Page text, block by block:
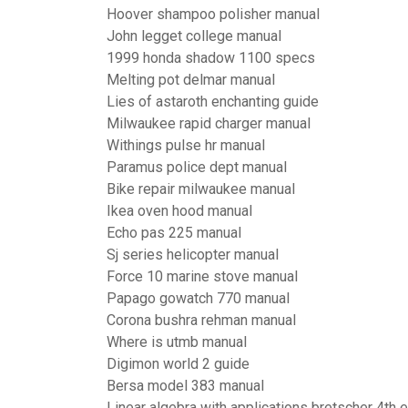
Hoover shampoo polisher manual
John legget college manual
1999 honda shadow 1100 specs
Melting pot delmar manual
Lies of astaroth enchanting guide
Milwaukee rapid charger manual
Withings pulse hr manual
Paramus police dept manual
Bike repair milwaukee manual
Ikea oven hood manual
Echo pas 225 manual
Sj series helicopter manual
Force 10 marine stove manual
Papago gowatch 770 manual
Corona bushra rehman manual
Where is utmb manual
Digimon world 2 guide
Bersa model 383 manual